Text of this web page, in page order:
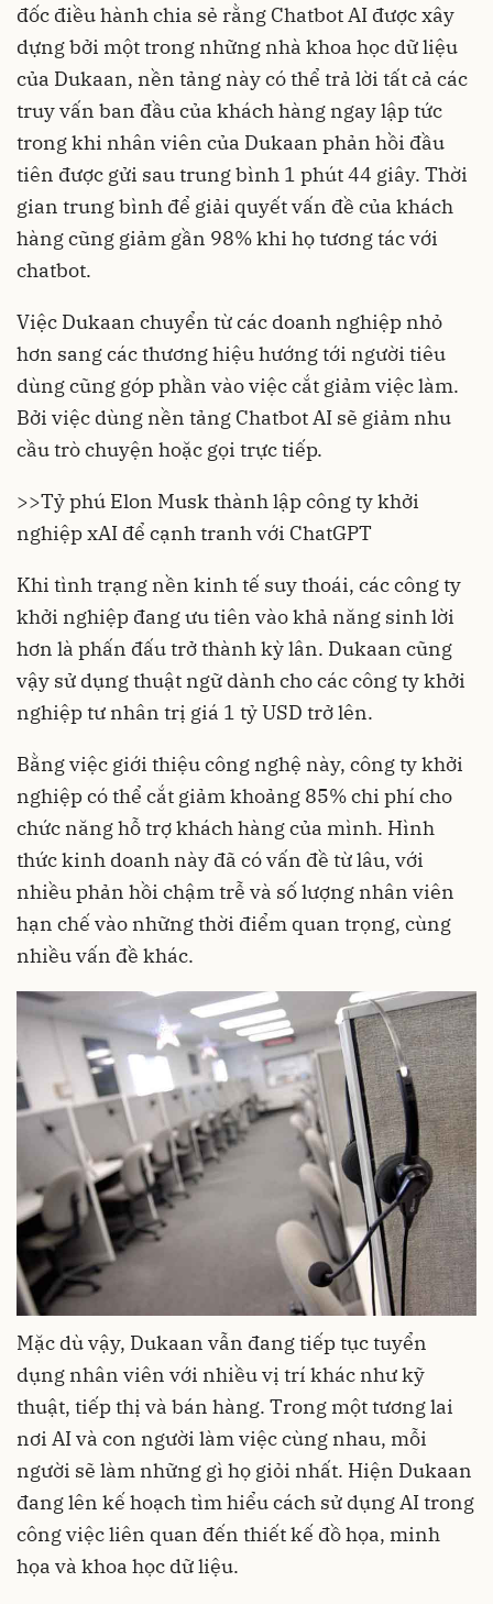
đốc điều hành chia sẻ rằng Chatbot AI được xây
dựng bởi một trong những nhà khoa học dữ liệu
của Dukaan, nền tảng này có thể trả lời tất cả các
truy vấn ban đầu của khách hàng ngay lập tức
trong khi nhân viên của Dukaan phản hồi đầu
tiên được gửi sau trung bình 1 phút 44 giây. Thời
gian trung bình để giải quyết vấn đề của khách
hàng cũng giảm gần 98% khi họ tương tác với
chatbot.
Việc Dukaan chuyển từ các doanh nghiệp nhỏ
hơn sang các thương hiệu hướng tới người tiêu
dùng cũng góp phần vào việc cắt giảm việc làm.
Bởi việc dùng nền tảng Chatbot AI sẽ giảm nhu
cầu trò chuyện hoặc gọi trực tiếp.
>>Tỷ phú Elon Musk thành lập công ty khởi
nghiệp xAI để cạnh tranh với ChatGPT
Khi tình trạng nền kinh tế suy thoái, cáccông ty
khởi nghiệp đang ưu tiên vào khả năng sinh lời
hơn là phấn đấu trở thành kỳ lân. Dukaan cũng
vậy sử dụng thuật ngữ dành cho các công ty khởi
nghiệp tư nhân trị giá 1 tỷ USD trở lên.
Bằng việc giới thiệu công nghệ này, công ty khởi
nghiệp có thể cắt giảm khoảng 85% chi phí cho
chức năng hỗ trợ khách hàng của mình. Hình
thức kinh doanh này đã có vấn đề từ lâu, với
nhiều phản hồi chậm trễ và số lượng nhân viên
hạn chế vào những thời điểm quan trọng, cùng
nhiều vấn đề khác.
Mặc dù vậy, Dukaan vẫn đang tiếp tục tuyển
dụng nhân viên với nhiều vị trí khác như kỹ
thuật, tiếp thị và bán hàng. Trong một tương lai
nơi AI và con người làm việc cùng nhau, mỗi
người sẽ làm những gì họ giỏi nhất. Hiện Dukaan
đang lên kế hoạch tìm hiểu cách sử dụng AI trong
công việc liên quan đến thiết kế đồ họa, minh
họa và khoa học dữ liệu.